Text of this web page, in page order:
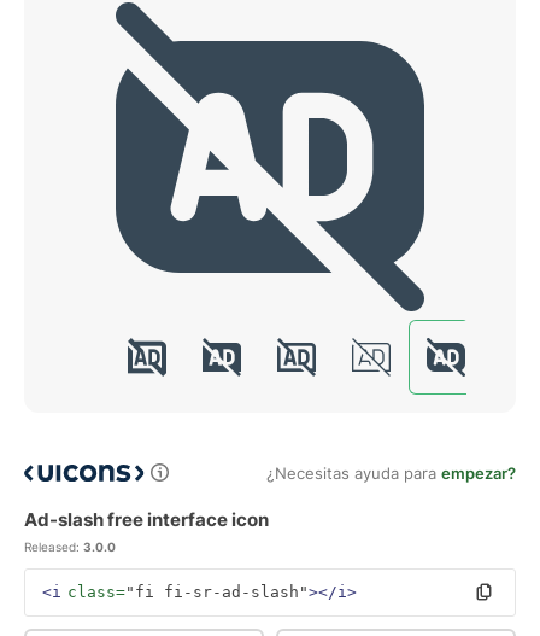
¿Necesitas ayuda para empezar?
Ad-slash free interface icon
Released: 3.0.0
<i class="fi fi-sr-ad-slash"></i>